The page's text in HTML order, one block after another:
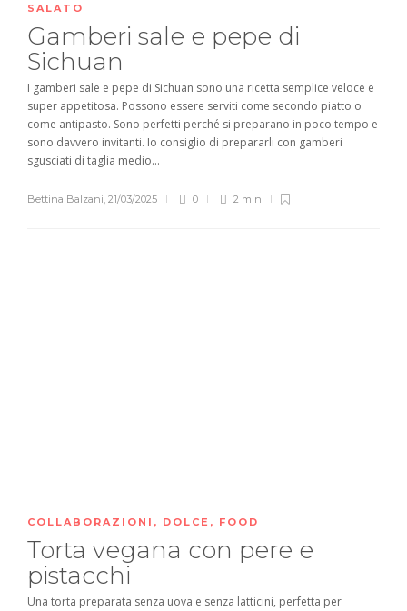
SALATO
Gamberi sale e pepe di
Sichuan
I gamberi sale e pepe di Sichuan sono una ricetta semplice veloce e
super appetitosa. Possono essere serviti come secondo piatto o
come antipasto. Sono perfetti perché si preparano in poco tempo e
sono davvero invitanti. Io consiglio di prepararli con gamberi
sgusciati di taglia medio...
Bettina Balzani, 21/03/2025 0 2 min
COLLABORAZIONI , DOLCE , FOOD
Torta vegana con pere e
pistacchi
Una torta preparata senza uova e senza latticini, perfetta per